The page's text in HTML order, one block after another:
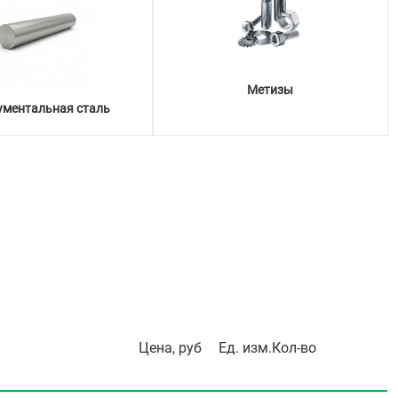
сталь
Метизы
Цена, руб Ед. изм. Кол-во